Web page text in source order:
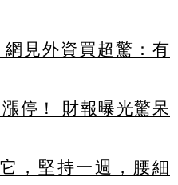
見外資買超驚：有
停！ 財報曝光驚呆
，堅持一週，腰細